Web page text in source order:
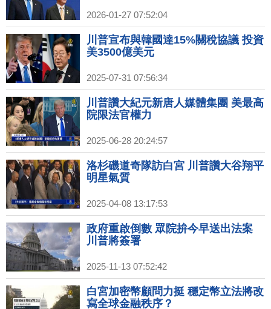
2026-01-27 07:52:04
川普宣布與韓國達15%關稅協議 投資
美3500億美元
2025-07-31 07:56:34
川普讚大紀元新唐人媒體集團 美最高
院限法官權力
2025-06-28 20:24:57
洛杉磯道奇隊訪白宮 川普讚大谷翔平
明星氣質
2025-04-08 13:17:53
政府重啟倒數 眾院拚今早送出法案
川普將簽署
2025-11-13 07:52:42
白宮加密幣顧問力挺 穩定幣立法將改
寫全球金融秩序？